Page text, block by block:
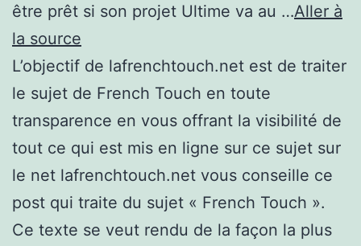
être prêt si son projet Ultime va au …Aller à
la source
L’objectif de lafrenchtouch.net est de traiter
le sujet de French Touch en toute
transparence en vous offrant la visibilité de
tout ce qui est mis en ligne sur ce sujet sur
le net lafrenchtouch.net vous conseille ce
post qui traite du sujet « French Touch ».
Ce texte se veut rendu de la façon la plus